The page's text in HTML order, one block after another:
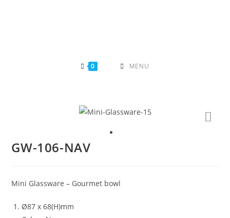
0 MENU
GW-106-NAV
Mini Glassware – Gourmet bowl
Ø87 x 68(H)mm